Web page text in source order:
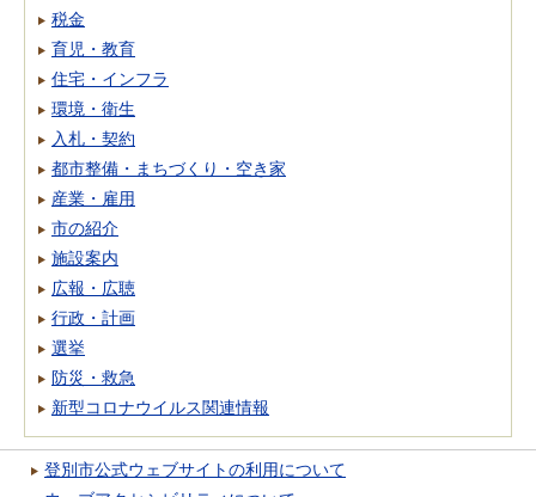
税金
育児・教育
住宅・インフラ
環境・衛生
入札・契約
都市整備・まちづくり・空き家
産業・雇用
市の紹介
施設案内
広報・広聴
行政・計画
選挙
防災・救急
新型コロナウイルス関連情報
登別市公式ウェブサイトの利用について